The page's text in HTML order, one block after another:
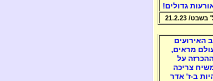
גדולים!
בשבט/ 21.2.23
האירועים
מראים,
על
צריכה
ב-ז' אדר